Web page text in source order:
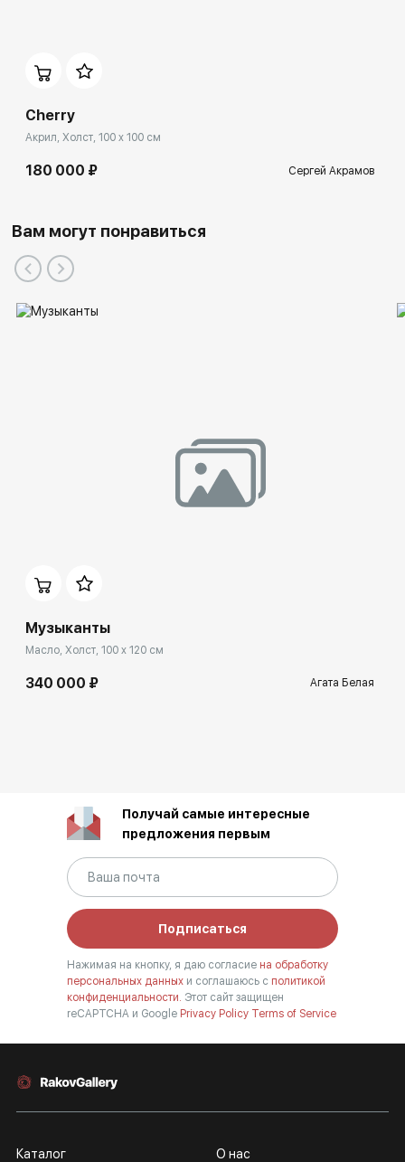
Участие в фестивалях:
Cherry
Акрил, Холст, 100 x 100 см
180 000 ₽ Сергей Акрамов
Вам могут понравиться
Музыканты
Масло, Холст, 100 x 120 см
340 000 ₽ Агата Белая
Получай самые интересные
предложения первым
Подписаться
Нажимая на кнопку, я даю согласие на обработку
персональных данных и соглашаюсь с политикой
конфиденциальности. Этот сайт защищен
reCAPTCHA и Google Privacy Policy Terms of Service
Каталог О нас